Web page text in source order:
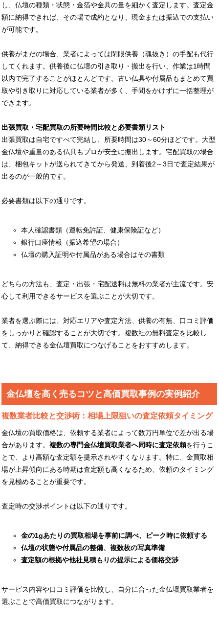
し、仏壇の種類・状態・金箔や金具の量を細かく査定します。査定金
額に納得できれば、その場で成約となり、現金または振込での支払い
が可能です。
供養がまだの場合、業者によっては閉眼供養（魂抜き）の手配も代行
してくれます。供養後に仏壇の引き取り・搬出を行い、作業は1時間
以内で完了することがほとんどです。古い仏具や付属品もまとめて買
取や引き取りに対応している業者が多く、手間をかけずに一括整理が
できます。
出張買取・宅配買取の所要時間比較と必要書類リスト
出張買取は自宅ですべて完結し、所要時間は30～60分ほどです。大型
金仏壇や重量のある仏具もプロが安全に搬出します。宅配買取の場合
は、梱包キットが送られてきてから発送、到着後2～3日で査定結果が
出るのが一般的です。
必要書類は以下の通りです。
本人確認書類（運転免許証、健康保険証など）
銀行口座情報（振込希望の場合）
仏壇の購入証明や付属品がある場合はその書類
どちらの方法も、査定・出張・宅配送料は無料の業者が主流です。安
心して利用できるサービスを選ぶことが大切です。
業者を選ぶ際には、対応エリアや査定方法、供養の有無、口コミ評価
をしっかりと確認することが大切です。複数社の無料査定を比較し
て、納得できる金仏壇買取につなげることをおすすめします。
金仏壇を高く売るコツと高価買取事例の実例紹介
複数業者比較と交渉術：相場上限狙いの査定依頼タイミング
金仏壇の買取価格は、依頼する業者によって数万円単位で差が出る場
合があります。 複数の専門金仏壇買取業者へ同時に査定依頼を行うこ
とで、より高額な査定額を提示されやすくなります。特に、金買取相
場が上昇傾向にある時期は査定額も高くなるため、依頼のタイミング
を見極めることが重要です。
査定時の交渉ポイントは以下の通りです。
金の1gあたりの買取相場を事前に調べ、ピーク時に依頼する
仏壇の状態や付属品の整備、複数枚の写真準備
査定額の根拠や他社見積もりの提示による価格交渉
サービス内容や口コミ評価を比較し、自分に合った金仏壇買取業者を
選ぶことで高価買取につながります。